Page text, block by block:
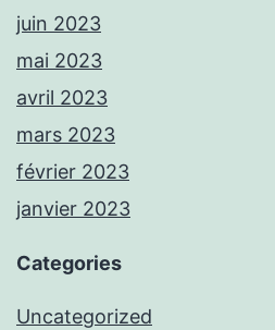
juin 2023
mai 2023
avril 2023
mars 2023
février 2023
janvier 2023
Categories
Uncategorized